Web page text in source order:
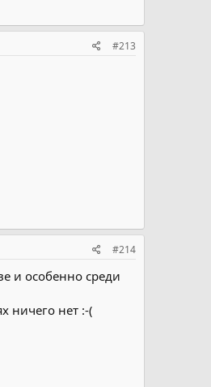
#213
#214
и особенно среди
ничего нет :-(